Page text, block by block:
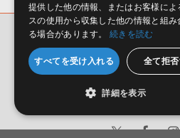
サンプルパック
会社概要 環境保護（CSR）への取り組み
サイト動作環境
利用規約 個人情報の
提供した他の情報、またはお客様によ
スの使用から収集した他の情報と組み
る場合があります。
続きを読む
すべてを受け入れる 全て拒
詳細を表示